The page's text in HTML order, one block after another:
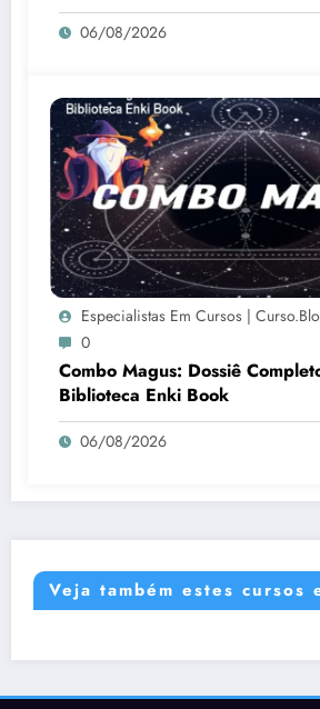
06/08/2026
Especialistas Em Cursos |
0
Combo Magus: Dossiê
Biblioteca Enki Book
06/08/2026
Veja também estes cursos